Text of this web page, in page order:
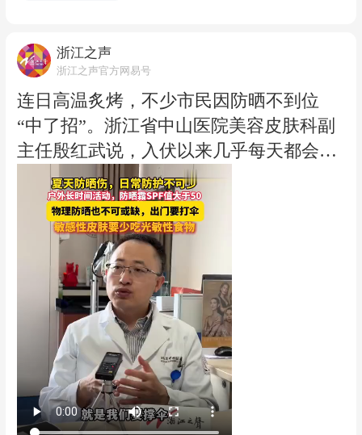
吁大家理性看待这件事，“如果是路过青
田或者来青田旅游的，可以来尝一下。如
果特意为了吃我们这个烤鱼的，不建议大
家来。” 老板暖心呼吁本地食客错峰到
访，优先招待远道而来的外地游客。（来
源：青田传媒 实习生熊一涵）
浙江之声
浙江之声官方网易号
连日高温炙烤，不少市民因防晒不到位
“中了招”。浙江省中山医院美容皮肤科副
主任殷红武说，入伏以来几乎每天都会接
诊多例日光性皮炎患者。它是皮肤被过量
紫外线照射后引发的急性光毒性反应，常
见症状为发红、肿胀、起水疱、脱皮。妇
女、儿童、皮肤白的人及户外作业者都是
高发人群。此外，皮肤敏感的人群还应少
吃芹菜、香菜、芒果等光敏性食物，以免
加重晒伤反应。（浙江之声记者吴迪，实
习生汤文西）